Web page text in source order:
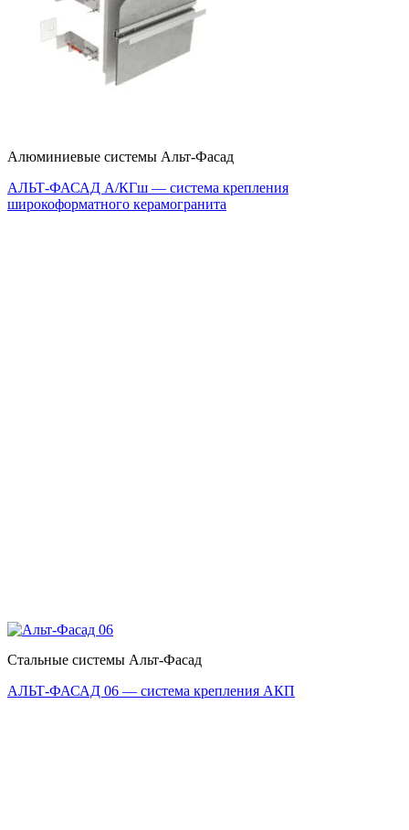
Алюминиевые системы Альт-Фасад
АЛЬТ-ФАСАД А/КГш — система крепления
широкоформатного керамогранита
Стальные системы Альт-Фасад
АЛЬТ-ФАСАД 06 — система крепления АКП